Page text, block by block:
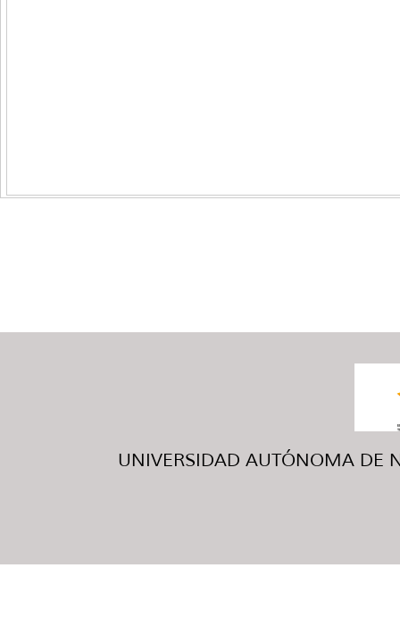
UNIVERSIDAD AUTÓNOMA DE